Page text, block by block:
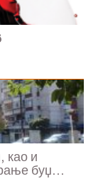
као и
буџ...